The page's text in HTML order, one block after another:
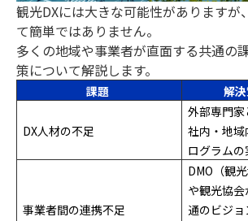
観光DXには大きな可能性がありますが
て簡単ではありません。
多くの地域や事業者が直面する共通の
策について解説します。
課題 解
DX人材の不足
外部専門家
社内・地
ログラムの
事業者間の連携不足
DMO（観
や観光協
通のビジ